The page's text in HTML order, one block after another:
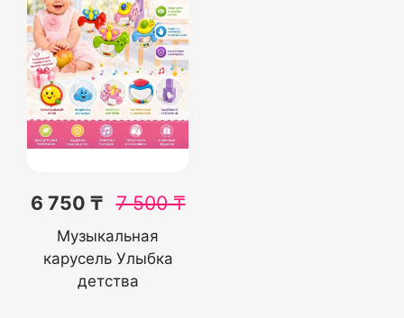
6 750 ₸ 7 500₸
Музыкальная
карусель Улыбка
детства